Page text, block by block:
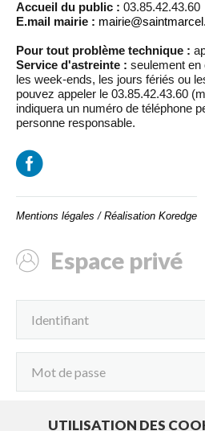
Accueil du public : 03.85.42.43.60
E.mail mairie :
Pour tout problème technique :
Service d'astreinte : seulement en
les week-ends, les jours fériés ou
pouvez appeler le 03.85.42.43.60
indiquera un numéro de téléphone
personne responsable.
Mentions légales / Réalisation Koredge
Espace privé
UTILISATION DES